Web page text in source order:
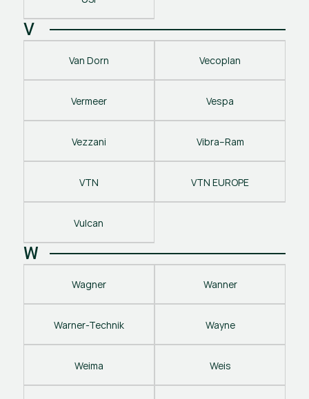
V
Van Dorn Vecoplan
Vermeer Vespa
Vezzani Vibra–Ram
VTN VTN EUROPE
Vulcan
W
Wagner Wanner
Warner-Technik Wayne
Weima Weis